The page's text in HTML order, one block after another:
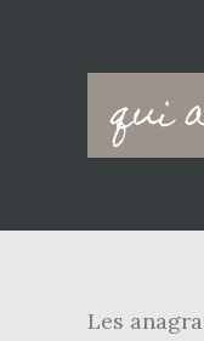
qui
Main
Les